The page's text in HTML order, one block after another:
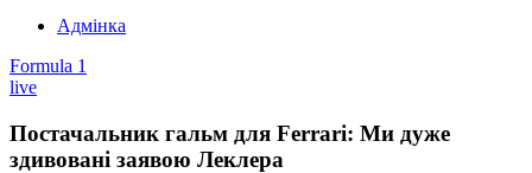
Адмінка
Formula 1
live
Постачальник гальм для Ferrari: Ми дуже
здивовані заявою Леклера